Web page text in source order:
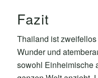
Fazit
Thailand ist
Wunder und
sowohl Einheimische